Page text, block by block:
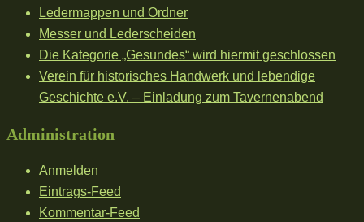
Ledermappen und Ordner
Messer und Lederscheiden
Die Kategorie „Gesundes“ wird hiermit geschlossen
Verein für historisches Handwerk und lebendige
Geschichte e.V. – Einladung zum Tavernenabend
Administration
Anmelden
Eintrags-Feed
Kommentar-Feed